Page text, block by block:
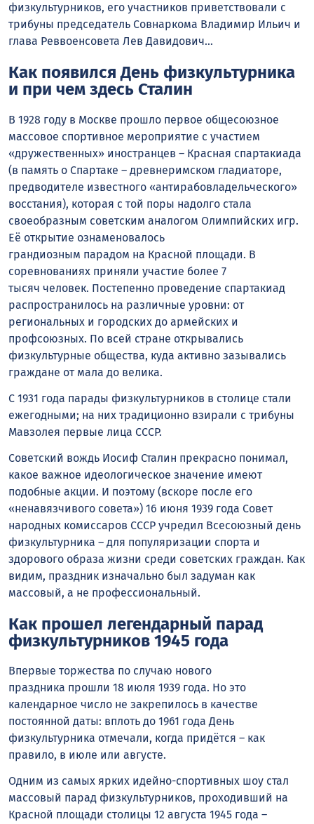
физкультурников, его участников приветствовали с
трибуны председатель Совнаркома Владимир Ильич и
глава Реввоенсовета Лев Давидович…
Как появился День физкультурника
и при чем здесь Сталин
В 1928 году в Москве прошло первое общесоюзное
массовое спортивное мероприятие с участием
«дружественных» иностранцев – Красная спартакиада
(в память о Спартаке – древнеримском гладиаторе,
предводителе известного «антирабовладельческого»
восстания), которая с той поры надолго стала
своеобразным советским аналогом Олимпийских игр.
Её открытие ознаменовалось
грандиозным парадом на Красной площади. В
соревнованиях приняли участие более 7
тысяч человек. Постепенно проведение спартакиад
распространилось на различные уровни: от
региональных и городских до армейских и
профсоюзных. По всей стране открывались
физкультурные общества, куда активно зазывались
граждане от мала до велика.
С 1931 года парады физкультурников в столице стали
ежегодными; на них традиционно взирали с трибуны
Мавзолея первые лица СССР.
Советский вождь Иосиф Сталин прекрасно понимал,
какое важное идеологическое значение имеют
подобные акции. И поэтому (вскоре после его
«ненавязчивого совета») 16 июня 1939 года Совет
народных комиссаров СССР учредил Всесоюзный день
физкультурника – для популяризации спорта и
здорового образа жизни среди советских граждан. Как
видим, праздник изначально был задуман как
массовый, а не профессиональный.
Как прошел легендарный парад
физкультурников 1945 года
Впервые торжества по случаю нового
праздника прошли 18 июля 1939 года. Но это
календарное число не закрепилось в качестве
постоянной даты: вплоть до 1961 года День
физкультурника отмечали, когда придётся – как
правило, в июле или августе.
Одним из самых ярких идейно-спортивных шоу стал
массовый парад физкультурников, проходивший на
Красной площади столицы 12 августа 1945 года –